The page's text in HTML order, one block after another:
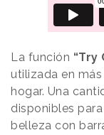
La función “Try
utilizada en
hogar. Una
disponibles
belleza con